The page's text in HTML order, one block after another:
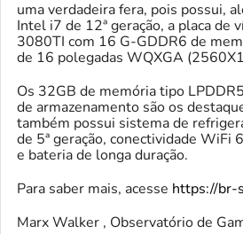
uma verdadeira fera, pois possui,
Intel i7 de 12ª geração, a placa de
3080TI com 16 G-GDDR6 de
de 16 polegadas WQXGA
Os 32GB de memória tipo
de armazenamento são os
também possui sistema de
de 5ª geração, conectividade WiFi
e bateria de longa duração.
Para saber mais, acesse https://br-
Marx Walker , Observatório de